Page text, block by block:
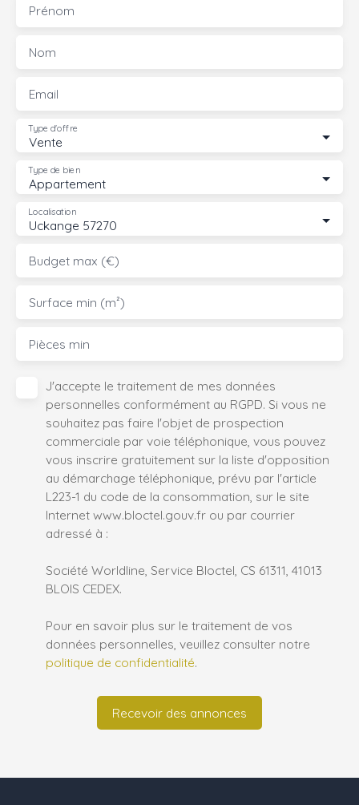
Prénom
Nom
Email
Vente
Type d'offre
Appartement
Type de bien
Uckange 57270
Localisation
Budget max (€)
Surface min (m²)
Pièces min
J'accepte le traitement de mes données
personnelles conformément au RGPD. Si vous ne
souhaitez pas faire l'objet de prospection
commerciale par voie téléphonique, vous pouvez
vous inscrire gratuitement sur la liste d'opposition
au démarchage téléphonique, prévu par l'article
L223-1 du code de la consommation, sur le site
Internet www.bloctel.gouv.fr ou par courrier
adressé à :
Société Worldline, Service Bloctel, CS 61311, 41013
BLOIS CEDEX.
Pour en savoir plus sur le traitement de vos
données personnelles, veuillez consulter notre
politique de confidentialité.
Recevoir des annonces